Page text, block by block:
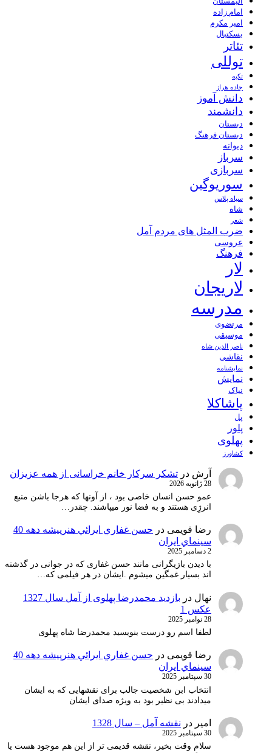
امام زاده
امیر مکرم
بسکتبال
تئاتر
توللی
تکیه
جاده هراز
دانش آموز
دانشمند
دبستان
دبستان فرهنگ
دیوانه
سرباز
سربازی
سوریوگین
سیاه پلاس
شاه
شعر
ضرب المثل های مردم آمل
عروسی
فرهنگ
لار
لاریجان
مدرسه
مرتضوی
موسیقی
ناصر الدین شاه
نقاشی
نمايشنامه
نمایش
نیاک
پاشاکلا
پل
پلور
پهلوی
کشاورز
آرش در تشکر سرکار خانم خراسانی از همه عزیزان
28 ژانویه 2026
عمو حسن انسان خاصی بود ، از آونها که هرجا باشن منبع
انرژِی هستند و به فضا نور میپاشند. چقدر…
رضا قویمی در
حسن غفاري ايرائي هنرپيشه دهه 40
سينماي ايران
2 دسامبر 2025
با دیدن بازیگرانی مانند حسن غفاری که در جوانی در گذشته
اند بسیار غمگین میشوم .ایشان در هر فیلمی که…
نهال در
بازدید محمدرضا پهلوی از آمل سال 1327
عکس 1
28 نوامبر 2025
لطفا اسم رو درست بنویسید محمدرضا شاه پهلوی
رضا قویمی در
حسن غفاري ايرائي هنرپيشه دهه 40
سينماي ايران
30 سپتامبر 2025
انتخاب ابن شخصیت جالب برای نقشهایی که به ایشان
میدادند بی نظیر بود به ویژه صدای ایشان
امیر در نقشه آمل – سال 1328
30 سپتامبر 2025
سلام وقت بخیر، نقشه قدیمی تر از این هم موجود هست یا